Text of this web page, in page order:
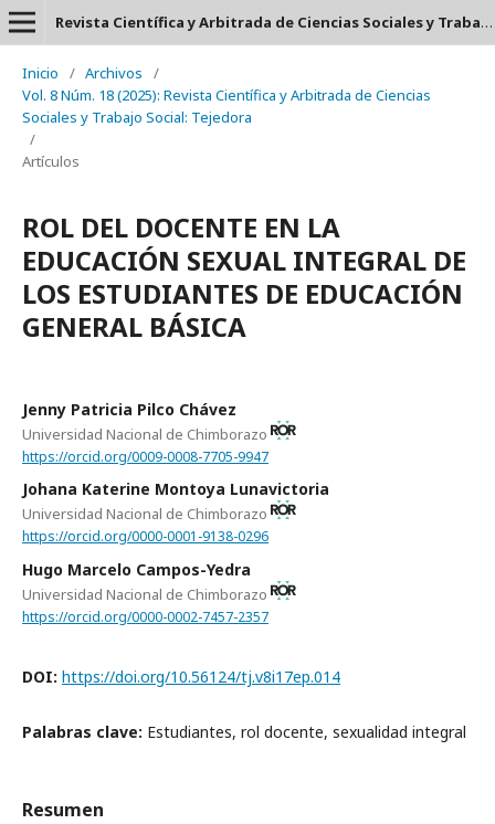
Revista Científica y Arbitrada de Ciencias Sociales y Trabajo Social: Tejedora. ISSN: 2697-3626
Inicio / Archivos
/
Vol. 8 Núm. 18 (2025): Revista Científica y Arbitrada de Ciencias
Sociales y Trabajo Social: Tejedora
/
Artículos
ROL DEL DOCENTE EN LA
EDUCACIÓN SEXUAL INTEGRAL DE
LOS ESTUDIANTES DE EDUCACIÓN
GENERAL BÁSICA
Jenny Patricia Pilco Chávez
Universidad Nacional de Chimborazo
https://orcid.org/0009-0008-7705-9947
Johana Katerine Montoya Lunavictoria
Universidad Nacional de Chimborazo
https://orcid.org/0000-0001-9138-0296
Hugo Marcelo Campos-Yedra
Universidad Nacional de Chimborazo
https://orcid.org/0000-0002-7457-2357
DOI: https://doi.org/10.56124/tj.v8i17ep.014
Palabras clave: Estudiantes, rol docente, sexualidad integral
Resumen